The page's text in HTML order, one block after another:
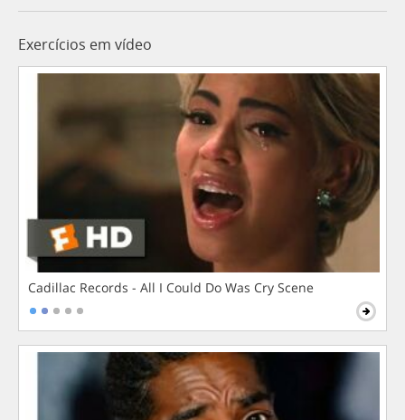
Exercícios em vídeo
Cadillac Records - All I Could Do Was Cry Scene